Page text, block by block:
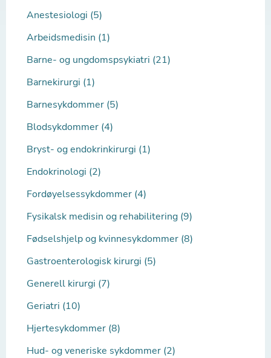
Anestesiologi (5)
Arbeidsmedisin (1)
Barne- og ungdomspsykiatri (21)
Barnekirurgi (1)
Barnesykdommer (5)
Blodsykdommer (4)
Bryst- og endokrinkirurgi (1)
Endokrinologi (2)
Fordøyelsessykdommer (4)
Fysikalsk medisin og rehabilitering (9)
Fødselshjelp og kvinnesykdommer (8)
Gastroenterologisk kirurgi (5)
Generell kirurgi (7)
Geriatri (10)
Hjertesykdommer (8)
Hud- og veneriske sykdommer (2)